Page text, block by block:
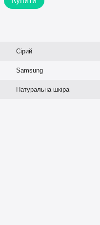
Сірий
Samsung
Натуральна шкіра